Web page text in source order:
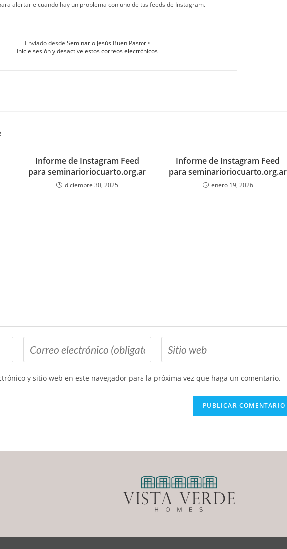
alertarle cuando hay un problema con uno de tus feeds de Instagram.
Enviado desde Seminario Jesús Buen Pastor •
Inicie sesión y desactive estos correos electrónicos
Informe de Instagram Feed
para seminarioriocuarto.org.ar
diciembre 30, 2025
Informe de Instagram Feed
para seminarioriocuarto.org.ar
enero 19, 2026
y sitio web en este navegador para la próxima vez que haga un comentario.